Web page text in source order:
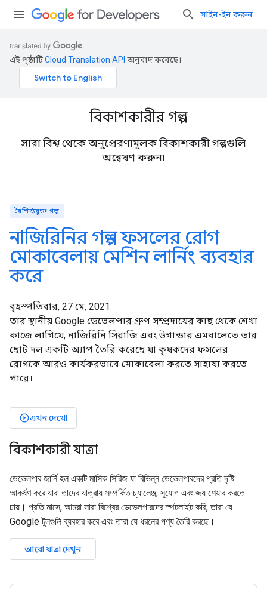
সাইন-ইন করুন
এই পৃষ্ঠাটিCloud Translation API অনুবাদ করেছে।
বিকাশকারীর গল্প
সারা বিশ্ব থেকে অনুপ্রেরণামূলক বিকাশকারী গল্পগুলি
অন্বেষণ করুন৷
বৈশিষ্ট্যযুক্ত গল্প
নাজিরিনির গল্প - ফসলের রোগ
মোকাবেলায় মেশিন লার্নিং ব্যবহার
করে
বৃহস্পতিবার, 27 মে, 2021
তার স্থানীয় Google ডেভেলপার গ্রুপ সম্প্রদায়ের কাছ থেকে শেখা
কাজে লাগিয়ে, নাজিরিনি সিরাজি এবং উগান্ডার এমবালেতে তার
ছোট দল একটি অ্যাপ তৈরি করেছে যা কৃষকদের ফসলের
রোগকে আরও কার্যকরভাবে মোকাবেলা করতে সাহায্য করতে
পারে।
play_circle_outlinedএখন দেখো
বিকাশকারী যাত্রা
ডেভেলপার জার্নি হল একটি মাসিক সিরিজ যা বিভিন্ন ডেভেলপারদের প্রতি দৃষ্টি
আকর্ষণ করে যারা তাদের যাত্রায় সম্পর্কিত চ্যালেঞ্জ, সুযোগ এবং জয় শেয়ার করতে
চায়। প্রতি মাসে, আমরা সারা বিশ্বের ডেভেলপারদের স্পটলাইট করি, তারা যে
Google টুলগুলি ব্যবহার করে এবং তারা যে ধরনের পণ্য তৈরি করছে।
আরো যাত্রা দেখুন